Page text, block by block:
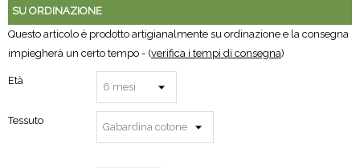
SU ORDINAZIONE
Questo articolo è prodotto artigianalmente su ordinazione e la consegna
impiegherà un certo tempo - (verifica i tempi di consegna)
Età
Tessuto